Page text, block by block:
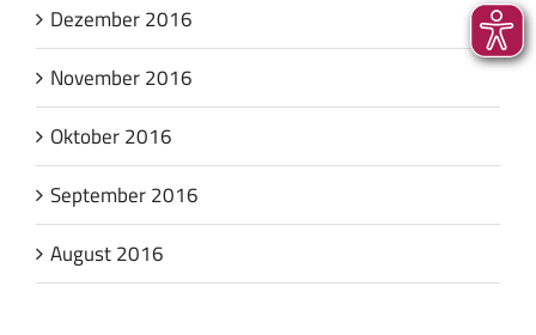
Dezember 2016
November 2016
Oktober 2016
September 2016
August 2016